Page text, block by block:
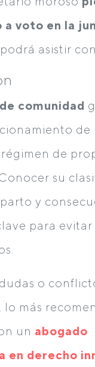
a voto en la
asistir
comunidad
de
de
su
y
para
o
más
un abogado
en derecho